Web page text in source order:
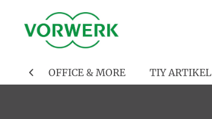
OFFICE & MORE TIY ARTIKEL
